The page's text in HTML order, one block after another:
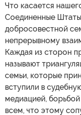
Что касается
Соединенные
добросовестной
непрерывному
Каждая из сторон
называют
семьи, которые
вступили в
медиацией,
всем, что этому